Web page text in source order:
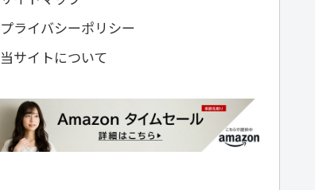
プライバシーポリシー
当サイトについて